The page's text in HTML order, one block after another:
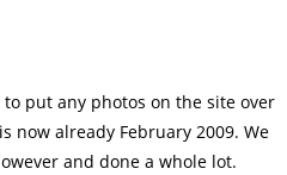
put any photos on the site over
now already February 2009. We
and done a whole lot.